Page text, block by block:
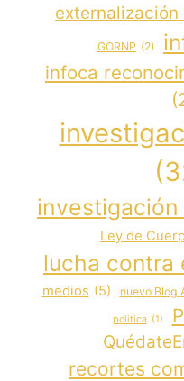
GORNP (2)
infoca
Ley de
lucha contra
medios (5) nuevo Blog
politica (1)
recortes